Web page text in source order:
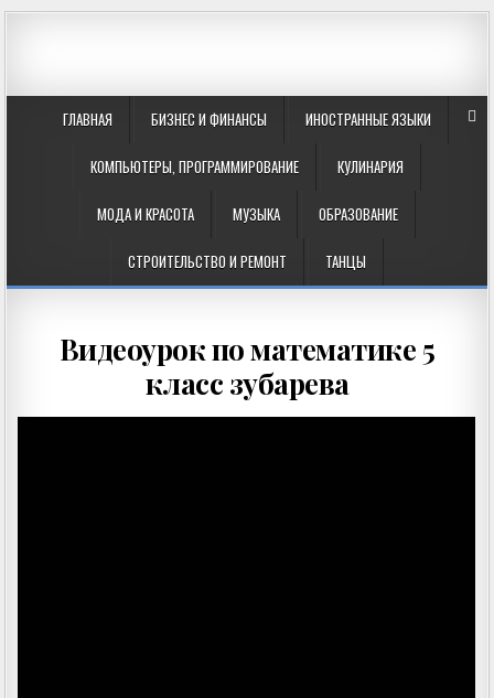
ГЛАВНАЯ БИЗНЕС И ФИНАНСЫ ИНОСТРАННЫЕ ЯЗЫКИ
КОМПЬЮТЕРЫ, ПРОГРАММИРОВАНИЕ КУЛИНАРИЯ
МОДА И КРАСОТА МУЗЫКА ОБРАЗОВАНИЕ
СТРОИТЕЛЬСТВО И РЕМОНТ ТАНЦЫ
Видеоурок по математике 5
класс зубарева